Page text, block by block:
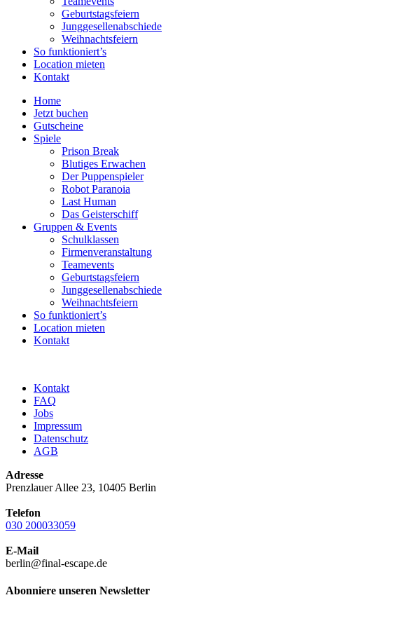
Geburtstagsfeiern
Junggesellenabschiede
Weihnachtsfeiern
So funktioniert’s
Location mieten
Kontakt
Home
Jetzt buchen
Gutscheine
Spiele
Prison Break
Blutiges Erwachen
Der Puppenspieler
Robot Paranoia
Last Human
Das Geisterschiff
Gruppen & Events
Schulklassen
Firmenveranstaltung
Teamevents
Geburtstagsfeiern
Junggesellenabschiede
Weihnachtsfeiern
So funktioniert’s
Location mieten
Kontakt
Kontakt
FAQ
Jobs
Impressum
Datenschutz
AGB
Adresse
Prenzlauer Allee 23, 10405 Berlin
Telefon
030 200033059
E-Mail
berlin@final-escape.de
Abonniere unseren Newsletter